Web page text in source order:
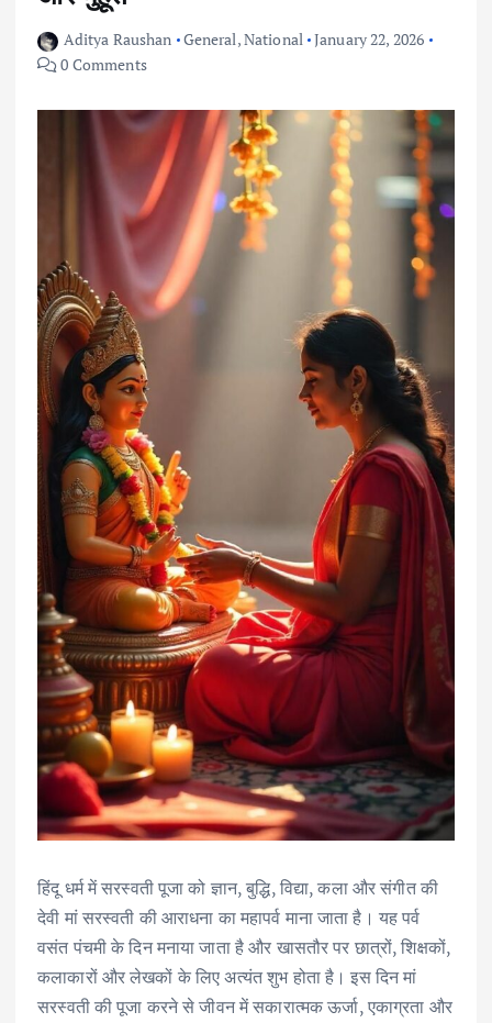
Aditya Raushan General,National January 22, 2026
0 Comments
हिंदू धर्म में सरस्वती पूजा को ज्ञान, बुद्धि, विद्या, कला और संगीत की
देवी मां सरस्वती की आराधना का महापर्व माना जाता है। यह पर्व
वसंत पंचमी के दिन मनाया जाता है और खासतौर पर छात्रों, शिक्षकों,
कलाकारों और लेखकों के लिए अत्यंत शुभ होता है। इस दिन मां
सरस्वती की पूजा करने से जीवन में सकारात्मक ऊर्जा, एकाग्रता और